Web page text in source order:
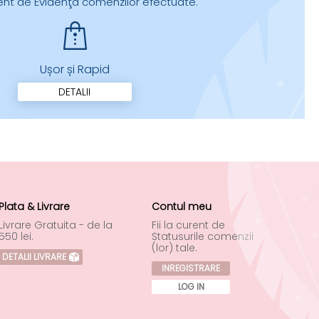
Ușor și Rapid
DETALII
Plata & Livrare
Livrare Gratuita - de la
550 lei.
DETALII LIVRARE
Contul meu
Fii la curent de
Statusurile comenzii
(lor) tale.
INREGISTRARE
LOG IN